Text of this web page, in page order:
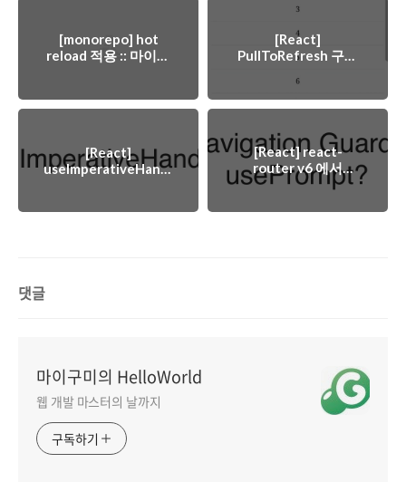
[monorepo] hot
reload 적용 :: 마이구
[React]
PullToRefresh 구현
[React]
useImperativeHandle
[React] react-
router v6 에서
Prompt 구현하기 ::
댓글
마이구미의 HelloWorld
웹 개발 마스터의 날까지
구독하기